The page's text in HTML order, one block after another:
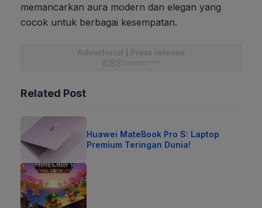
memancarkan aura modern dan elegan yang
cocok untuk berbagai kesempatan.
Related Post
Huawei MateBook Pro S: Laptop
Premium Teringan Dunia!